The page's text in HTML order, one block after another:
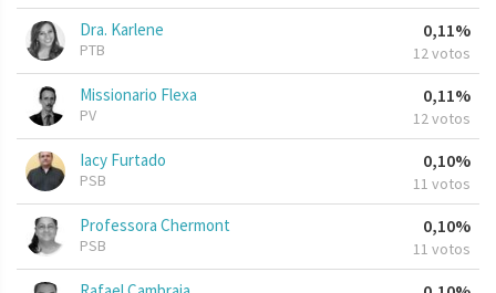
Dra. Karlene
PTB
0,11%
12 votos
Missionario Flexa
PV
0,11%
12 votos
Iacy Furtado
PSB
0,10%
11 votos
Professora Chermont
PSB
0,10%
11 votos